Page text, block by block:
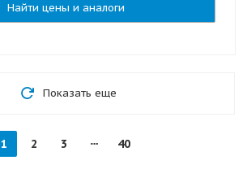
Найти цены и аналоги
Показать еще
1 2 3 40